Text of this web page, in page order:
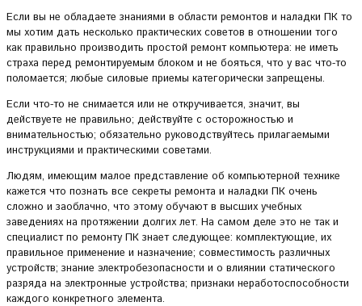
Если вы не обладаете знаниями в области ремонтов и наладки ПК то
мы хотим дать несколько практических советов в отношении того
как правильно производить простой ремонт компьютера: не иметь
страха перед ремонтируемым блоком и не бояться, что у вас что-то
поломается; любые силовые приемы категорически запрещены.
Если что-то не снимается или не откручивается, значит, вы
действуете не правильно; действуйте с осторожностью и
внимательностью; обязательно руководствуйтесь прилагаемыми
инструкциями и практическими советами.
Людям, имеющим малое представление об компьютерной технике
кажется что познать все секреты ремонта и наладки ПК очень
сложно и заоблачно, что этому обучают в высших учебных
заведениях на протяжении долгих лет. На самом деле это не так и
специалист по ремонту ПК знает следующее: комплектующие, их
правильное применение и назначение; совместимость различных
устройств; знание электробезопасности и о влиянии статического
разряда на электронные устройства; признаки неработоспособности
каждого конкретного элемента.